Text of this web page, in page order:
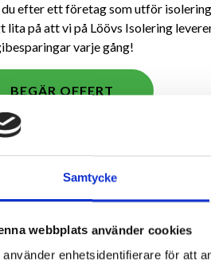
Samtycke
webbplats använder cookies
använder enhetsidentifierare för att
efter ett företag som utför
lita på att vi på Löövs Isolering
varje gång!
BEGÄR OFFERT
är att våra
stor fördel för våra kunder är vår
på alla